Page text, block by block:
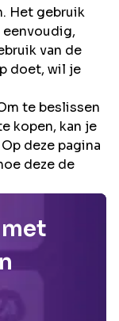
Het gebruik
van de
doet, wil je
te beslissen
kopen, kan je
deze pagina
deze de